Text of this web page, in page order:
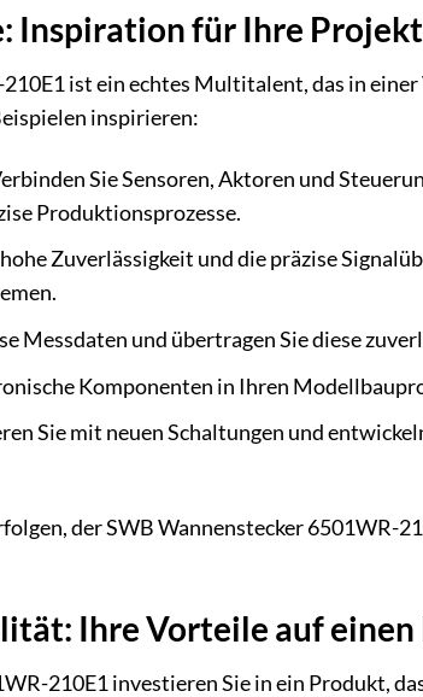
Inspiration für Ihre
ist ein echtes Multitalent, das in
inspirieren:
Sie Sensoren, Aktoren und
Produktionsprozesse.
Zuverlässigkeit und die präzise
Messdaten und übertragen Sie diese
Komponenten in Ihren
Sie mit neuen Schaltungen und
der SWB Wannenstecker 6501WR-
Ihre Vorteile auf
210E1 investieren Sie in ein Produkt,